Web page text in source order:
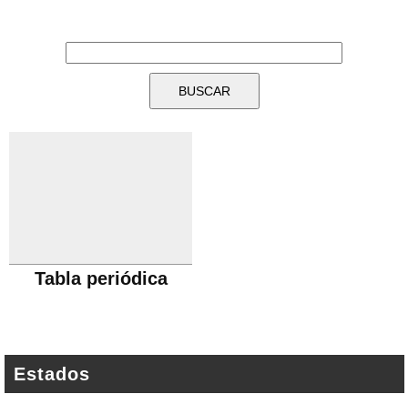
Tabla periódica
Estados